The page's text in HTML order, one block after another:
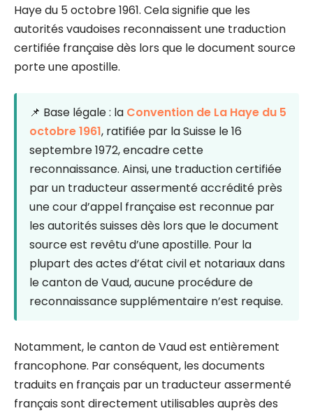
Haye du 5 octobre 1961. Cela signifie que les
autorités vaudoises reconnaissent une traduction
certifiée française dès lors que le document source
porte une apostille.
📌 Base légale : la Convention de La Haye du 5
octobre 1961, ratifiée par la Suisse le 16
septembre 1972, encadre cette
reconnaissance. Ainsi, une traduction certifiée
par un traducteur assermenté accrédité près
une cour d’appel française est reconnue par
les autorités suisses dès lors que le document
source est revêtu d’une apostille. Pour la
plupart des actes d’état civil et notariaux dans
le canton de Vaud, aucune procédure de
reconnaissance supplémentaire n’est requise.
Notamment, le canton de Vaud est entièrement
francophone. Par conséquent, les documents
traduits en français par un traducteur assermenté
français sont directement utilisables auprès des